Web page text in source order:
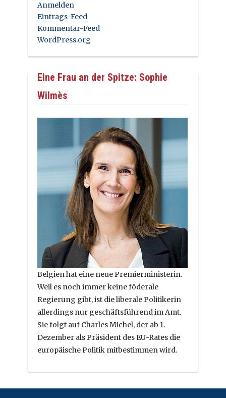
Anmelden
Eintrags-Feed
Kommentar-Feed
WordPress.org
Eine Frau an der Spitze: Sophie
Wilmès
Belgien hat eine neue Premierministerin.
Weil es noch immer keine föderale
Regierung gibt, ist die liberale Politikerin
allerdings nur geschäftsführend im Amt.
Sie folgt auf Charles Michel, der ab 1.
Dezember als Präsident des EU-Rates die
europäische Politik mitbestimmen wird.